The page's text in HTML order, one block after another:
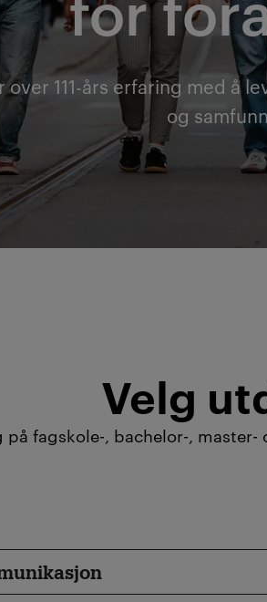
over 111-års erfaring med å
og
Velg
fagskole-, bachelor-,